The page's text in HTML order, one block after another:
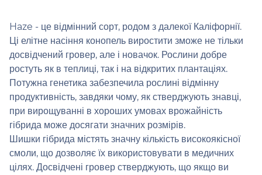
Haze - це відмінний сорт, родом з далекої Каліфорнії.
Ці елітне насіння конопель виростити зможе не тільки
досвідчений гровер, але і новачок. Рослини добре
ростуть як в теплиці, так і на відкритих плантаціях.
Потужна генетика забезпечила рослині відмінну
продуктивність, завдяки чому, як стверджують знавці,
при вирощуванні в хороших умовах врожайність
гібрида може досягати значних розмірів.
Шишки гібрида містять значну кількість високоякісної
смоли, що дозволяє їх використовувати в медичних
цілях. Досвідчені гровер стверджують, що якщо ви